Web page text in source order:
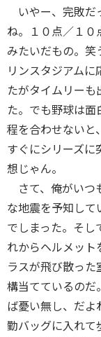
いやー、完敗だ
ね。１０点／１０
みたいだもの。笑
リンスタジアム
たがタイムリーも
た。でも野球は
程を合わせないと
すぐにシリーズに
想じゃん。
さて、俺がいつ
な地震を予知して
でしまった。そし
れからヘルメット
ラスが飛び散っ
構当てているのだ
ば憂い無し、だよ
勤バッグに入れて